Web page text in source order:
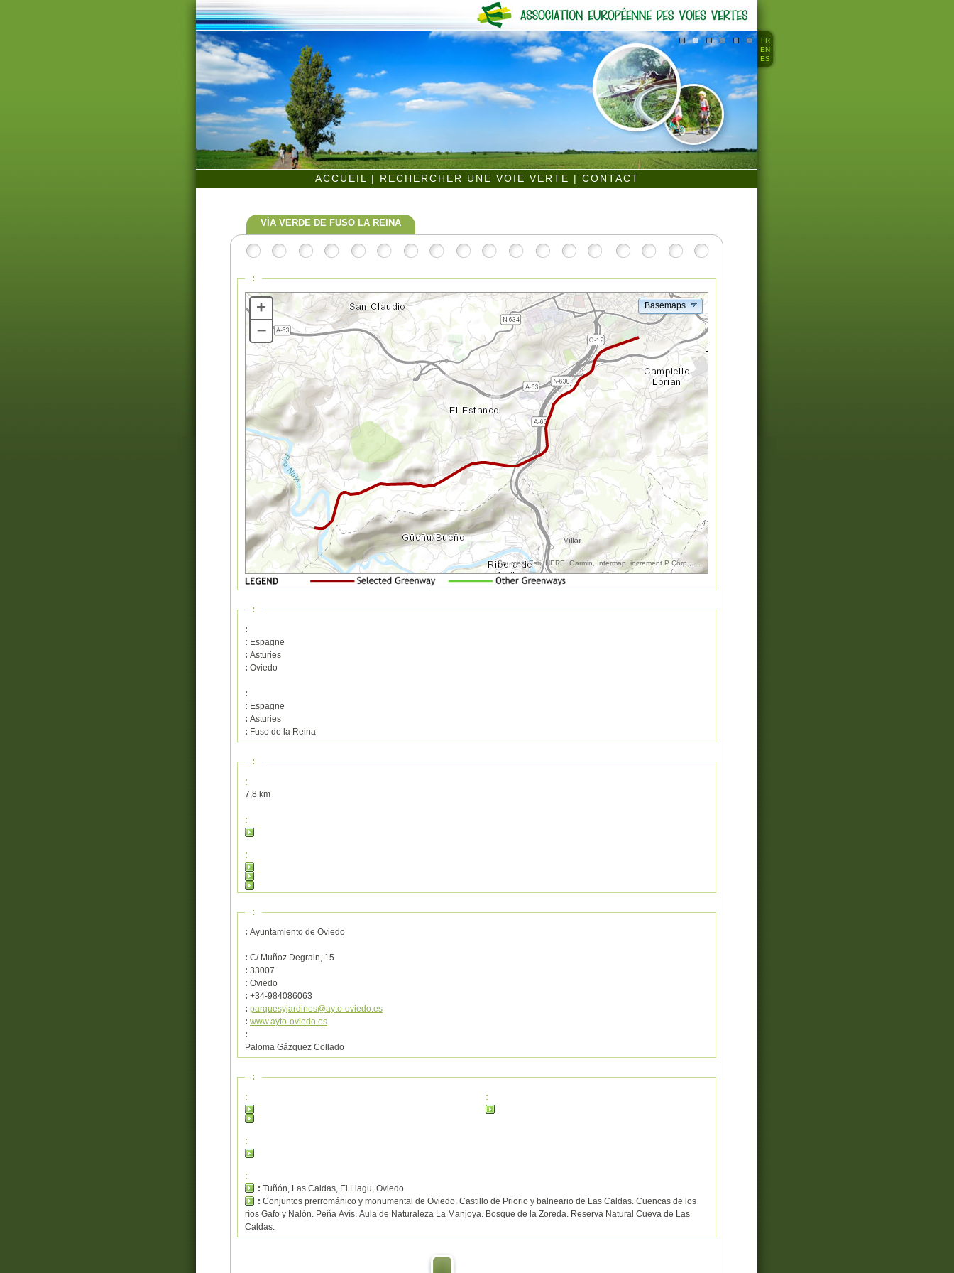
FR
EN
ES
ACCUEIL | RECHERCHER UNE VOIE VERTE | CONTACT
VÍA VERDE DE FUSO LA REINA
:
Basemaps
Sources: Esri, HERE, Garmin, Intermap, increment P Corp., GEBCO, USGS, FAO, NPS, NRCAN, GeoBase, IGN, Kadaster NL,
+
–
:
:
: Espagne
: Asturies
: Oviedo
:
: Espagne
: Asturies
: Fuso de la Reina
:
:
7,8 km
:
:
:
: Ayuntamiento de Oviedo
: C/ Muñoz Degrain, 15
: 33007
: Oviedo
: +34-984086063
: parquesyjardines@ayto-oviedo.es
: www.ayto-oviedo.es
:
Paloma Gázquez Collado
:
:
:
:
:
: Tuñón, Las Caldas, El Llagu, Oviedo
: Conjuntos prerrománico y monumental de Oviedo. Castillo de Priorio y balneario de Las Caldas. Cuencas de los
ríos Gafo y Nalón. Peña Avís. Aula de Naturaleza La Manjoya. Bosque de la Zoreda. Reserva Natural Cueva de Las
Caldas.